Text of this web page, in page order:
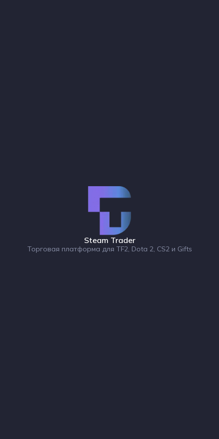
Steam Trader
Торговая платформа для TF2, Dota 2, CS2 и Gifts